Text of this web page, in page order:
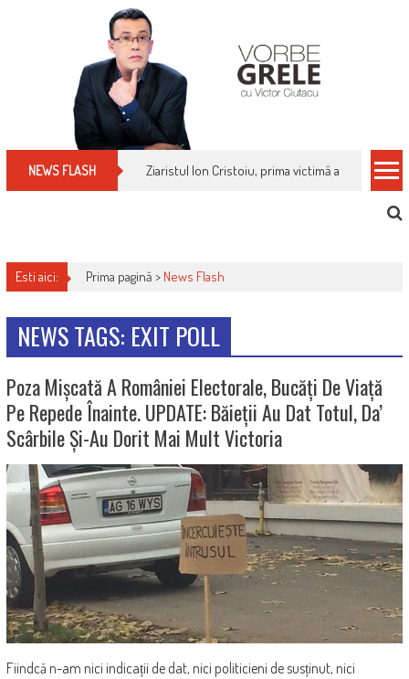
NEWS FLASH Ziaristul Ion Cristoiu, prima victimă a noi
Esti aici: Prima pagină > News Flash
NEWS TAGS: EXIT POLL
Poza Mișcată A României Electorale, Bucăți De Viață
Pe Repede Înainte. UPDATE: Băieții Au Dat Totul, Da’
Scârbile Și-Au Dorit Mai Mult Victoria
Fiindcă n-am nici indicații de dat, nici politicieni de susținut, nici